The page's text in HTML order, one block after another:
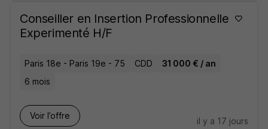
Conseiller en Insertion Professionnelle
Experimenté H/F
Paris 18e - Paris 19e - 75 CDD
31 000 € / an
6 mois
Voir l’offre
il y a 17 jours